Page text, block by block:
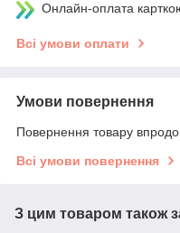
Онлайн-оплата
Всі умови оплати
Умови повернення
Повернення товару
Всі умови повернення
З цим товаром також